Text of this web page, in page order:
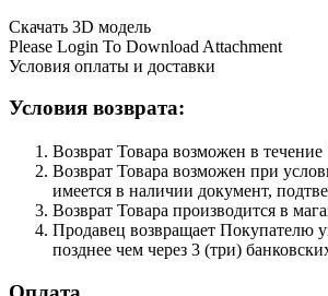
Скачать 3D модель
Please Login To Download Attachment
Условия оплаты и доставки
Условия возврата:
Возврат Товара возможен в
Возврат Товара возможен при
имеется в наличии документ,
Возврат Товара производится в
Продавец возвращает Покупателю
позднее чем через 3 (три)